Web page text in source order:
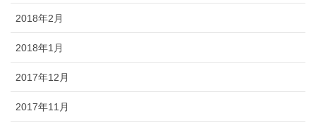
2018年2月
2018年1月
2017年12月
2017年11月